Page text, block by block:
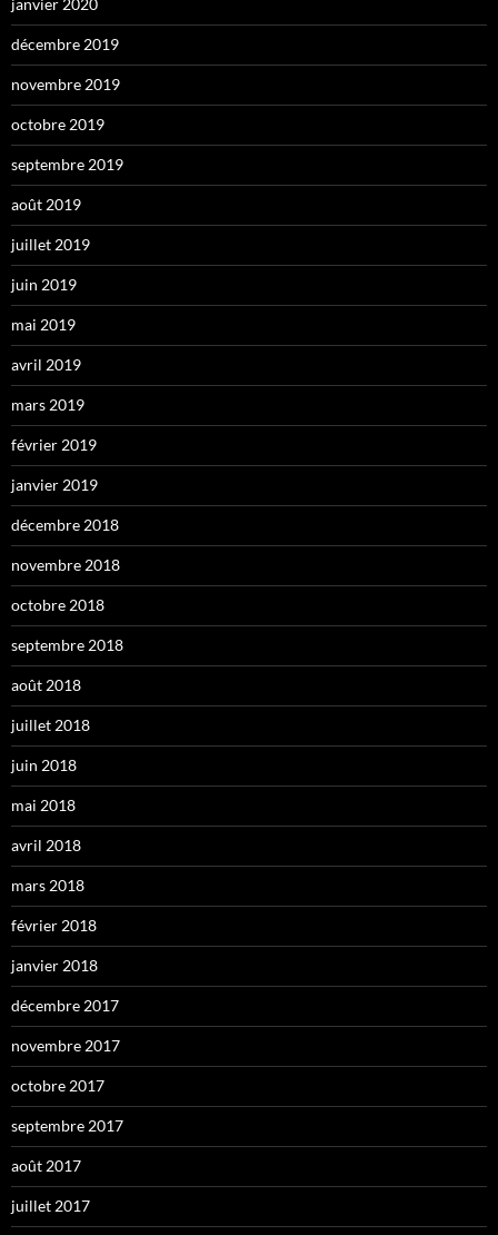
janvier 2020
décembre 2019
novembre 2019
octobre 2019
septembre 2019
août 2019
juillet 2019
juin 2019
mai 2019
avril 2019
mars 2019
février 2019
janvier 2019
décembre 2018
novembre 2018
octobre 2018
septembre 2018
août 2018
juillet 2018
juin 2018
mai 2018
avril 2018
mars 2018
février 2018
janvier 2018
décembre 2017
novembre 2017
octobre 2017
septembre 2017
août 2017
juillet 2017